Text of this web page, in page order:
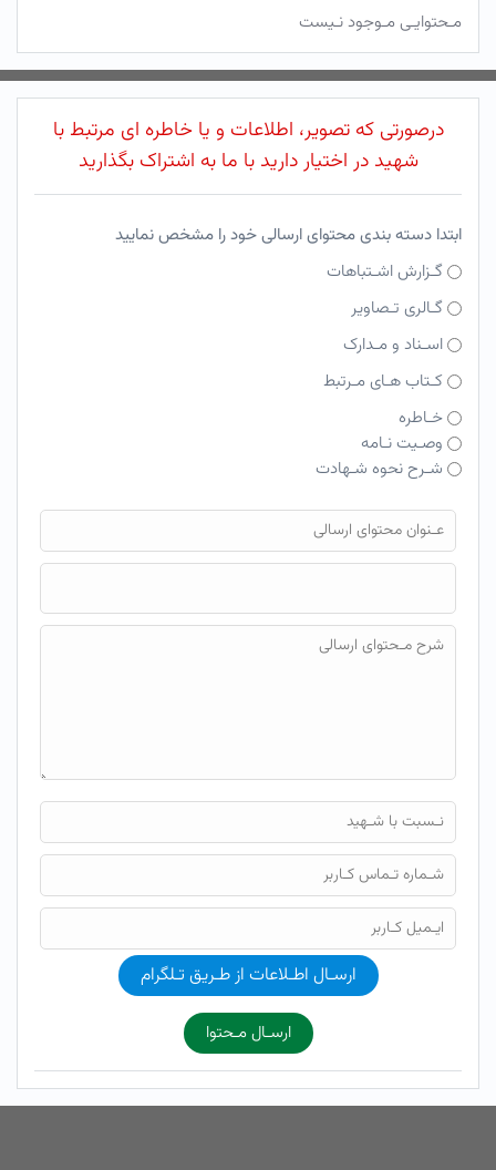
مـحتوایـی مـوجود نـیست
درصورتی که تصویر، اطلاعات و یا خاطره ای مرتبط با
شهید در اختیار دارید با ما به اشتراک بگذارید
ابتدا دسته بندی محتوای ارسالی خود را مشخص نمایید
گـزارش اشـتباهات
گـالری تـصاویر
اسـناد و مـدارک
کـتاب هـای مـرتبط
خـاطره
وصـیت نـامه
شـرح نحوه شـهادت
فایل محتوای ارسالی
ارسـال اطـلاعات از طـریق تـلگرام
ارسـال مـحتوا